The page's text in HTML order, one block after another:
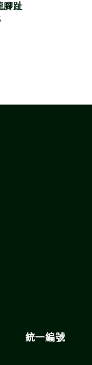
腳趾
號